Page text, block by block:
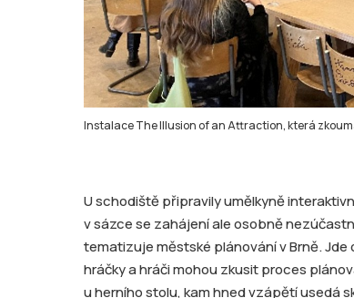
Instalace The Illusion of an Attraction, která
U schodiště připravily umělkyně
v sázce se zahájení ale osobně
tematizuje městské plánování v Brně.
hráčky a hráči mohou zkusit proces
u herního stolu, kam hned vzápětí usedá